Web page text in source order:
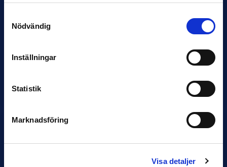
Nödvändig
Inställningar
Statistik
Marknadsföring
Visa detaljer
30 JUNI
Inleder mot…